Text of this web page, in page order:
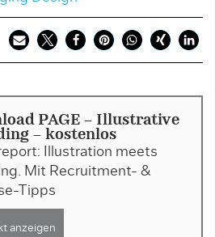
PAGE - Illustrative
- kostenlos
Illustration meets
Mit Recruitment- &
Tipps
anzeigen